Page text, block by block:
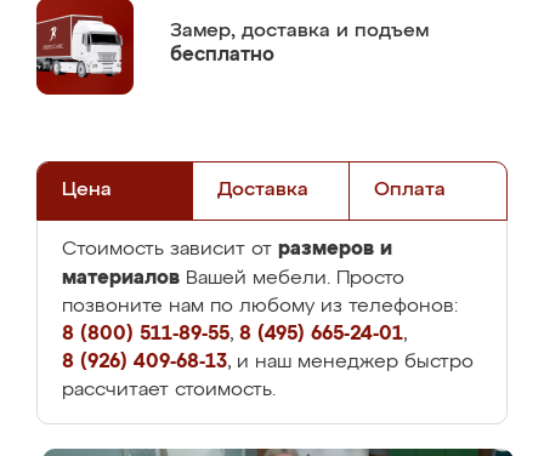
Замер, доставка и подъем
бесплатно
Цена Доставка Оплата
Стоимость зависит от размеров и
материалов Вашей мебели. Просто
позвоните нам по любому из телефонов:
8 (800) 511-89-55, 8 (495) 665-24-01,
8 (926) 409-68-13, и наш менеджер быстро
рассчитает стоимость.